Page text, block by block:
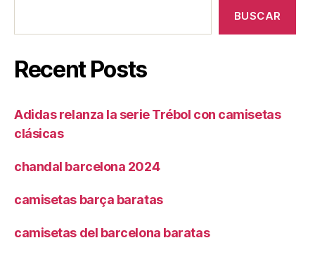
BUSCAR
Recent Posts
Adidas relanza la serie Trébol con camisetas
clásicas
chandal barcelona 2024
camisetas barça baratas
camisetas del barcelona baratas